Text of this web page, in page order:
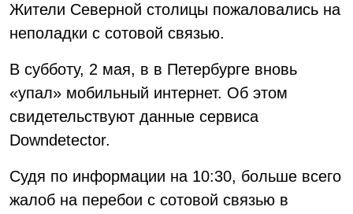
Жители Северной столицы пожаловались на
неполадки с сотовой связью.
В субботу, 2 мая, в в Петербурге вновь
«упал» мобильный интернет. Об этом
свидетельствуют данные сервиса
Downdetector.
Судя по информации на 10:30, больше всего
жалоб на перебои с сотовой связью в